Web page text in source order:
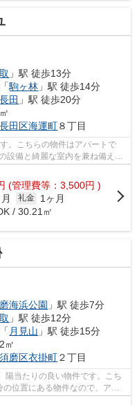
」駅 徒歩13分
「駒ヶ林 」駅 徒歩14分
田 」駅 徒歩20分
田区海運町８丁目
。こちらの物件はアパートで
設備と綺麗な室内を兼ね備え
(管理費等：3,500円 )
礼金
1ヶ月
/ 30.21㎡
海浜公園 」駅 徒歩7分
」駅 徒歩12分
「 月見山 」駅 徒歩15分
㎡
磨区衣掛町２丁目
陽当たりの良い物件です。こち
位置にある物件なので、アク